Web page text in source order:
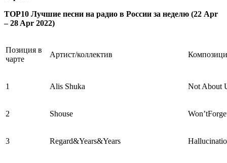
TOP10 Лучшие песни на радио в России за неделю (22 Apr
– 28 Apr 2022)
Позиция в
чарте
Артист/коллектив
1 Alis Shuka Not About
2 Shouse
3 Regard&Years&Years